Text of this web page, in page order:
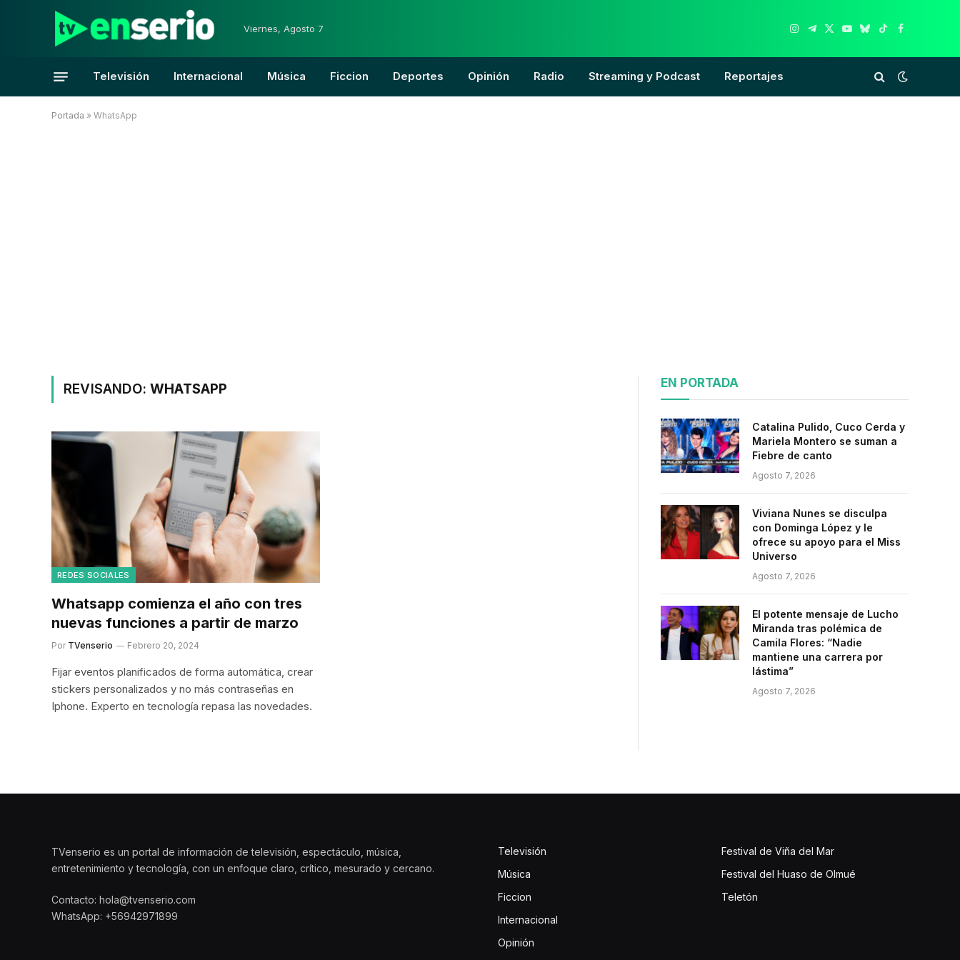
Viernes, Agosto 7
Instagram
Telegram
X
YouTube
Bluesky
TikTokFacebook
Televisión Internacional Música Ficcion Deportes Opinión Radio Streaming y Podcast Reportajes
Portada » WhatsApp
REVISANDO:WHATSAPP
REDES SOCIALES
Whatsapp comienza el año con tres
nuevas funciones a partir de marzo
Por TVenserio Febrero 20, 2024
Fijar eventos planificados de forma automática, crear
stickers personalizados y no más contraseñas en
Iphone. Experto en tecnología repasa las novedades.
EN PORTADA
Catalina Pulido, Cuco Cerda y
Mariela Montero se suman a
Fiebre de canto
Agosto 7, 2026
Viviana Nunes se disculpa
con Dominga López y le
ofrece su apoyo para el Miss
Universo
Agosto 7, 2026
El potente mensaje de Lucho
Miranda tras polémica de
Camila Flores: “Nadie
mantiene una carrera por
lástima”
Agosto 7, 2026
TVenserio es un portal de información de televisión, espectáculo, música,
entretenimiento y tecnología, con un enfoque claro, crítico, mesurado y cercano.
Contacto: hola@tvenserio.com
WhatsApp: +56942971899
Televisión
Música
Ficcion
Internacional
Opinión
Festival de Viña del Mar
Festival del Huaso de Olmué
Teletón